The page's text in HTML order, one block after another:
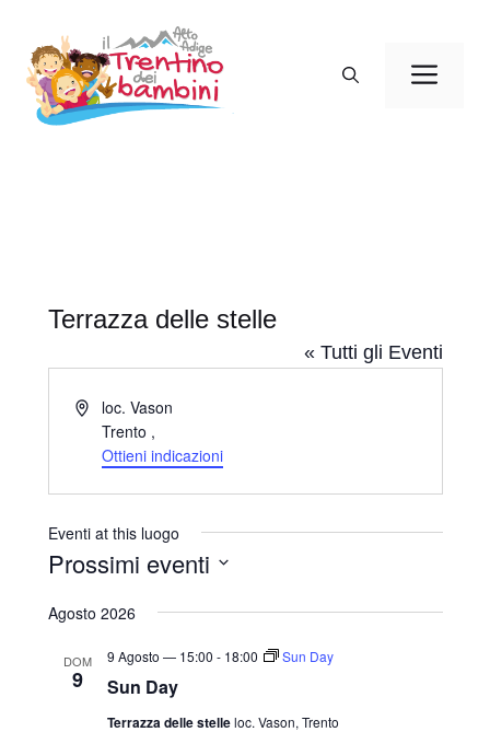
contenuto
Terrazza delle stelle
« Tutti gli Eventi
I
r
i
z
loc. Vason
Trento ,
Ottieni indicazioni
Eventi at this luogo
Prossimi eventi
e
Agosto 2026
DOM
9 Sun Day
9 Agosto — 15:00 - 18:00 Sun Day
Terrazza delle stelleloc. Vason, Trento